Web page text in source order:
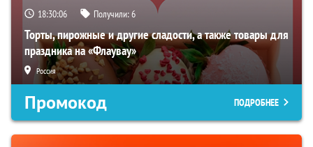
18:30:05 Получили:6
Торты, пирожные и другие сладости, а также товары для
праздника на «Флаувау»
Россия
Промокод ПОДРОБНЕЕ